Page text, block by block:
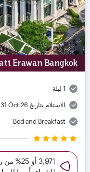
Erawan Bangkok
1 ليلة
الاستلام بتاريخ Oct 26
Bed and Breakfast
3,971